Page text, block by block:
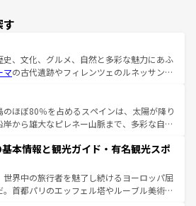
史、文化、グルメ、自然と多彩な魅力にあふ
マの古代遺跡やフィレンツェのルネッサンス
ーナの美しい田園風景やアマルフィ海岸の絶
景観も見逃せない。観光の合間には、本場の
など、絶品のイタリア料理を堪能することも
イタリアで、忘れられない旅をしてみよう！
タリア情報は
のほぼ80％を占めるスペインは、太陽が降り
岸から雄大なピレネー山脈まで、多彩な自然
この国では、情熱的なフラメンコ、熱気あふ
して美味しいタパスが生活の一部となってい
リードの洗練された雰囲気や、バルセロナの
た街角から、地方では古代ローマ遺跡や中世
本情報と観光ガイド・有名観光スポ
世界中の旅行者を魅了し続けるヨーロッパ屈
。首都パリのエッフェル塔やルーブル美術館